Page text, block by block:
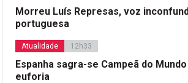
Morreu Luís Represas, voz
portuguesa
Atualidade 12h33
Espanha sagra-se Campeã do
euforia